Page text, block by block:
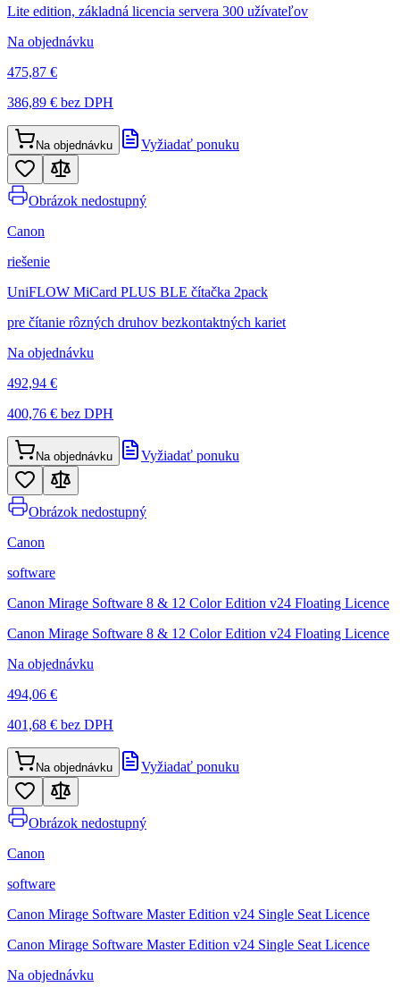
Lite edition, základná licencia servera 300 užívateľov
Na objednávku
475,87 €
386,89 € bez DPH
Na objednávku Vyžiadať ponuku
Obrázok nedostupný
Canon
riešenie
UniFLOW MiCard PLUS BLE čítačka 2pack
pre čítanie rôzných druhov bezkontaktných kariet
Na objednávku
492,94 €
400,76 € bez DPH
Na objednávku Vyžiadať ponuku
Obrázok nedostupný
Canon
software
Canon Mirage Software 8 & 12 Color Edition v24 Floating Licence
Canon Mirage Software 8 & 12 Color Edition v24 Floating Licence
Na objednávku
494,06 €
401,68 € bez DPH
Na objednávku Vyžiadať ponuku
Obrázok nedostupný
Canon
software
Canon Mirage Software Master Edition v24 Single Seat Licence
Canon Mirage Software Master Edition v24 Single Seat Licence
Na objednávku